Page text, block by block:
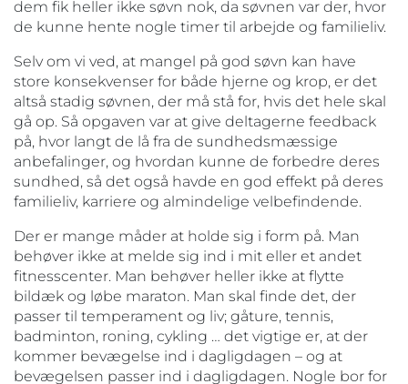
dem fik heller ikke søvn nok, da søvnen var der, hvor
de kunne hente nogle timer til arbejde og familieliv.
Selv om vi ved, at mangel på god søvn kan have
store konsekvenser for både hjerne og krop, er det
altså stadig søvnen, der må stå for, hvis det hele skal
gå op. Så opgaven var at give deltagerne feedback
på, hvor langt de lå fra de sundhedsmæssige
anbefalinger, og hvordan kunne de forbedre deres
sundhed, så det også havde en god effekt på deres
familieliv, karriere og almindelige velbefindende.
Der er mange måder at holde sig i form på. Man
behøver ikke at melde sig ind i mit eller et andet
fitnesscenter. Man behøver heller ikke at flytte
bildæk og løbe maraton. Man skal finde det, der
passer til temperament og liv; gåture, tennis,
badminton, roning, cykling … det vigtige er, at der
kommer bevægelse ind i dagligdagen – og at
bevægelsen passer ind i dagligdagen. Nogle bor for